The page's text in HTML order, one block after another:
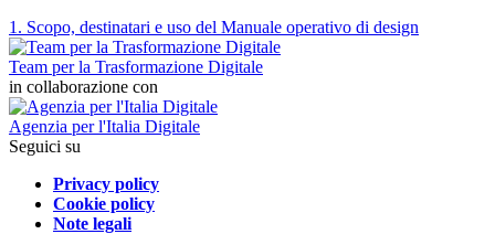
1. Scopo, destinatari e uso del Manuale operativo di design
Team per la Trasformazione Digitale
in collaborazione con
Agenzia per l'Italia Digitale
Seguici su
Privacy policy
Cookie policy
Note legali